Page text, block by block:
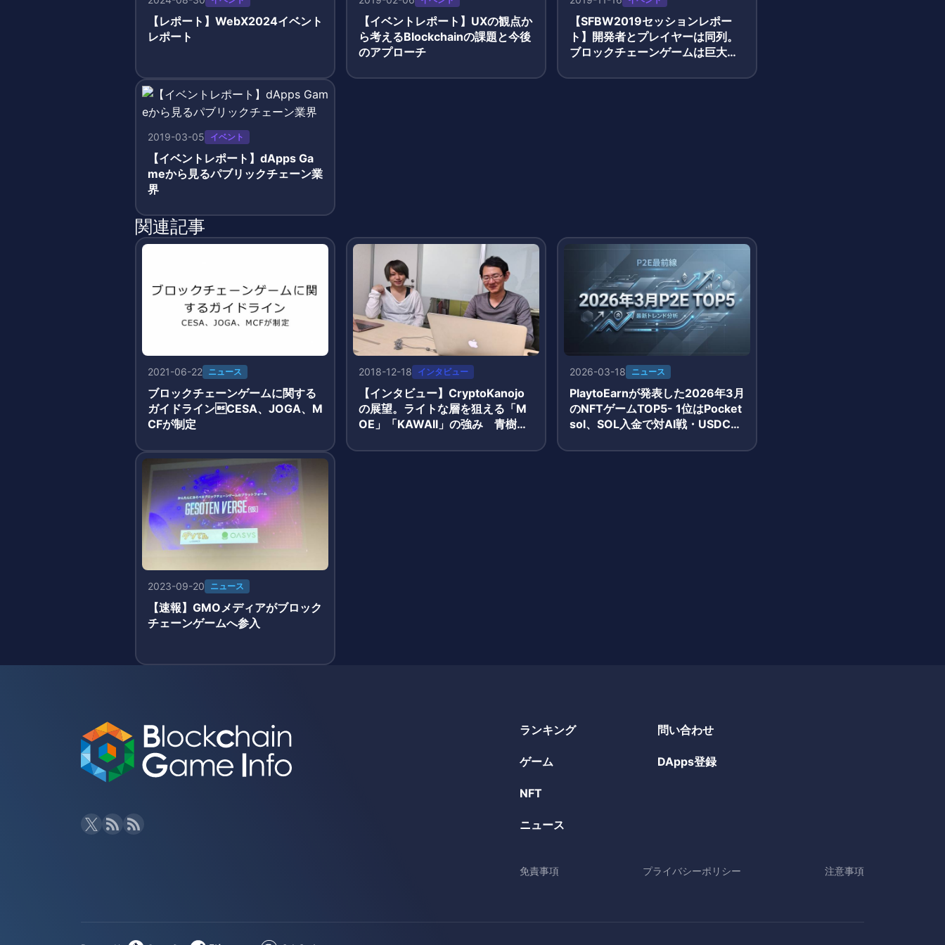
【レポート】WebX2024イベント
レポート
【イベントレポート】UXの観点か
ら考えるBlockchainの課題と今後
のアプローチ
【SFBW2019セッションレポー
ト】開発者とプレイヤーは同列。
ブロックチェーンゲームは巨大な
す
2019-03-05 イベント
【イベントレポート】dApps Ga
meから見るパブリックチェーン業
界
関連記事
2021-06-22 ニュース
ブロックチェーンゲームに関する
ガイドラインCESA、JOGA、M
CFが制定
2018-12-18 インタビュー
【インタビュー】CryptoKanojo
の展望。ライトな層を狙える「M
OE」「KAWAII」の強み 青樹
2026-03-18 ニュース
PlaytoEarnが発表した2026年3月
のNFTゲームTOP5- 1位はPocket
sol、SOL入金で対AI戦・USDC報
2023-09-20 ニュース
【速報】GMOメディアがブロック
チェーンゲームへ参入
ランキング
ゲーム
NFT
ニュース
問い合わせ
DApps登録
免責事項 プライバシーポリシー 注意事項